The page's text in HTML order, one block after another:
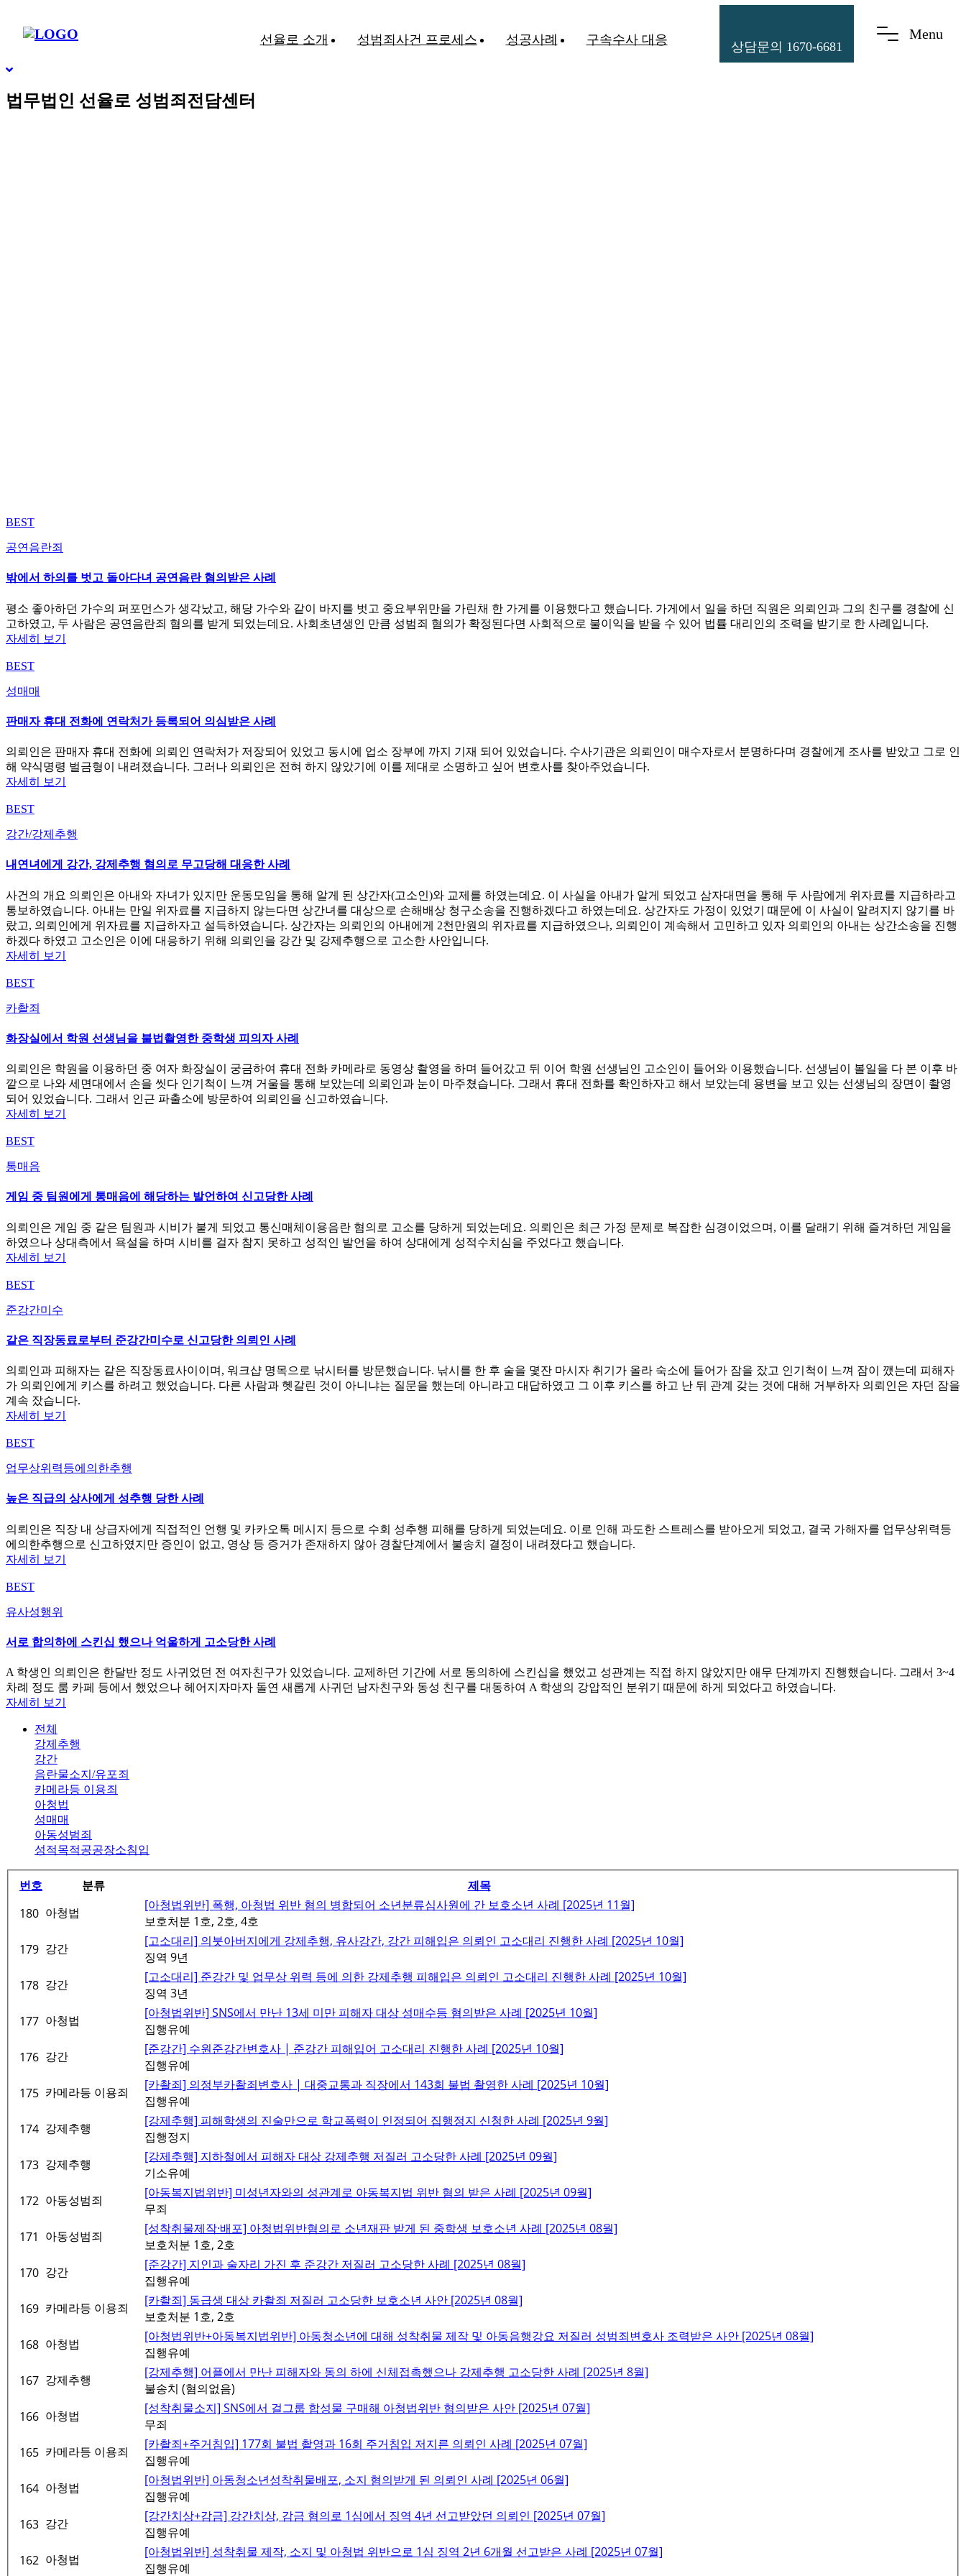
빠른상담 1670-6681
건
뛰
선율로 소개 성범죄사건 프로세스 성공사례 구속수사 대응 상담문의 1670-6681
Menu
SCROLL DOWN
법무법인 선율로 성범죄전담센터
BEST
공연음란죄
밖에서 하의를 벗고 돌아다녀 공연음란 혐의받은 사례
평소 좋아하던 가수의 퍼포먼스가 생각났고, 해당 가수와 같이 바지를 벗고 중요부위만을 가린채 한 가게를 이용했다고 했습니다. 가게에서 일을 하던 직원은 의뢰인과 그의 친구를 경찰에 신
고하였고, 두 사람은 공연음란죄 혐의를 받게 되었는데요. 사회초년생인 만큼 성범죄 혐의가 확정된다면 사회적으로 불이익을 받을 수 있어 법률 대리인의 조력을 받기로 한 사례입니다.
자세히 보기
BEST
성매매
판매자 휴대 전화에 연락처가 등록되어 의심받은 사례
의뢰인은 판매자 휴대 전화에 의뢰인 연락처가 저장되어 있었고 동시에 업소 장부에 까지 기재 되어 있었습니다. 수사기관은 의뢰인이 매수자로서 분명하다며 경찰에게 조사를 받았고 그로 인
해 약식명령 벌금형이 내려졌습니다. 그러나 의뢰인은 전혀 하지 않았기에 이를 제대로 소명하고 싶어 변호사를 찾아주었습니다.
자세히 보기
BEST
강간/강제추행
내연녀에게 강간, 강제추행 혐의로 무고당해 대응한 사례
사건의 개요 의뢰인은 아내와 자녀가 있지만 운동모임을 통해 알게 된 상간자(고소인)와 교제를 하였는데요. 이 사실을 아내가 알게 되었고 삼자대면을 통해 두 사람에게 위자료를 지급하라고
통보하였습니다. 아내는 만일 위자료를 지급하지 않는다면 상간녀를 대상으로 손해배상 청구소송을 진행하겠다고 하였는데요. 상간자도 가정이 있었기 때문에 이 사실이 알려지지 않기를 바
랐고, 의뢰인에게 위자료를 지급하자고 설득하였습니다. 상간자는 의뢰인의 아내에게 2천만원의 위자료를 지급하였으나, 의뢰인이 계속해서 고민하고 있자 의뢰인의 아내는 상간소송을 진행
하겠다 하였고 고소인은 이에 대응하기 위해 의뢰인을 강간 및 강제추행으로 고소한 사안입니다.
자세히 보기
BEST
카촬죄
화장실에서 학원 선생님을 불법촬영한 중학생 피의자 사례
의뢰인은 학원을 이용하던 중 여자 화장실이 궁금하여 휴대 전화 카메라로 동영상 촬영을 하며 들어갔고 뒤 이어 학원 선생님인 고소인이 들어와 이용했습니다. 선생님이 볼일을 다 본 이후 바
깥으로 나와 세면대에서 손을 씻다 인기척이 느껴 거울을 통해 보았는데 의뢰인과 눈이 마주쳤습니다. 그래서 휴대 전화를 확인하자고 해서 보았는데 용변을 보고 있는 선생님의 장면이 촬영
되어 있었습니다. 그래서 인근 파출소에 방문하여 의뢰인을 신고하였습니다.
자세히 보기
BEST
통매음
게임 중 팀원에게 통매음에 해당하는 발언하여 신고당한 사례
의뢰인은 게임 중 같은 팀원과 시비가 붙게 되었고 통신매체이용음란 혐의로 고소를 당하게 되었는데요. 의뢰인은 최근 가정 문제로 복잡한 심경이었으며, 이를 달래기 위해 즐겨하던 게임을
하였으나 상대측에서 욕설을 하며 시비를 걸자 참지 못하고 성적인 발언을 하여 상대에게 성적수치심을 주었다고 했습니다.
자세히 보기
BEST
준강간미수
같은 직장동료로부터 준강간미수로 신고당한 의뢰인 사례
의뢰인과 피해자는 같은 직장동료사이이며, 워크샵 명목으로 낚시터를 방문했습니다. 낚시를 한 후 술을 몇잔 마시자 취기가 올라 숙소에 들어가 잠을 잤고 인기척이 느껴 잠이 깼는데 피해자
가 의뢰인에게 키스를 하려고 했었습니다. 다른 사람과 헷갈린 것이 아니냐는 질문을 했는데 아니라고 대답하였고 그 이후 키스를 하고 난 뒤 관계 갖는 것에 대해 거부하자 의뢰인은 자던 잠을
계속 잤습니다.
자세히 보기
BEST
업무상위력등에의한추행
높은 직급의 상사에게 성추행 당한 사례
의뢰인은 직장 내 상급자에게 직접적인 언행 및 카카오톡 메시지 등으로 수회 성추행 피해를 당하게 되었는데요. 이로 인해 과도한 스트레스를 받아오게 되었고, 결국 가해자를 업무상위력등
에의한추행으로 신고하였지만 증인이 없고, 영상 등 증거가 존재하지 않아 경찰단계에서 불송치 결정이 내려졌다고 했습니다.
자세히 보기
BEST
유사성행위
서로 합의하에 스킨십 했으나 억울하게 고소당한 사례
A 학생인 의뢰인은 한달반 정도 사귀었던 전 여자친구가 있었습니다. 교제하던 기간에 서로 동의하에 스킨십을 했었고 성관계는 직접 하지 않았지만 애무 단계까지 진행했습니다. 그래서 3~4
차례 정도 룸 카페 등에서 했었으나 헤어지자마자 돌연 새롭게 사귀던 남자친구와 동성 친구를 대동하여 A 학생의 강압적인 분위기 때문에 하게 되었다고 하였습니다.
자세히 보기
전체
강제추행
강간
음란물소지/유포죄
카메라등 이용죄
아청법
성매매
아동성범죄
성적목적공공장소침입
번호 분류
제목
180 아청법
[아청법위반] 폭행, 아청법 위반 혐의 병합되어 소년분류심사원에 간 보호소년 사례 [2025년 11월]
보호처분 1호, 2호, 4호
179 강간
[고소대리] 의붓아버지에게 강제추행, 유사강간, 강간 피해입은 의뢰인 고소대리 진행한 사례 [2025년 10월]
징역 9년
178 강간
[고소대리] 준강간 및 업무상 위력 등에 의한 강제추행 피해입은 의뢰인 고소대리 진행한 사례 [2025년 10월]
징역 3년
177 아청법
[아청법위반] SNS에서 만난 13세 미만 피해자 대상 성매수등 혐의받은 사례 [2025년 10월]
집행유예
176 강간
[준강간] 수원준강간변호사 | 준강간 피해입어 고소대리 진행한 사례 [2025년 10월]
집행유예
175 카메라등 이용죄
[카촬죄] 의정부카촬죄변호사 | 대중교통과 직장에서 143회 불법 촬영한 사례 [2025년 10월]
집행유예
174 강제추행
[강제추행] 피해학생의 진술만으로 학교폭력이 인정되어 집행정지 신청한 사례 [2025년 9월]
집행정지
173 강제추행
[강제추행] 지하철에서 피해자 대상 강제추행 저질러 고소당한 사례 [2025년 09월]
기소유예
172 아동성범죄
[아동복지법위반] 미성년자와의 성관계로 아동복지법 위반 혐의 받은 사례 [2025년 09월]
무죄
171 아동성범죄
[성착취물제작·배포] 아청법위반혐의로 소년재판 받게 된 중학생 보호소년 사례 [2025년 08월]
보호처분 1호, 2호
170 강간
[준강간] 지인과 술자리 가진 후 준강간 저질러 고소당한 사례 [2025년 08월]
집행유예
169 카메라등 이용죄
[카촬죄] 동급생 대상 카촬죄 저질러 고소당한 보호소년 사안 [2025년 08월]
보호처분 1호, 2호
168 아청법
[아청법위반+아동복지법위반] 아동청소년에 대해 성착취물 제작 및 아동음행강요 저질러 성범죄변호사 조력받은 사안 [2025년 08월]
집행유예
167 강제추행
[강제추행] 어플에서 만난 피해자와 동의 하에 신체접촉했으나 강제추행 고소당한 사례 [2025년 8월]
불송치 (혐의없음)
166 아청법
[성착취물소지] SNS에서 걸그룹 합성물 구매해 아청법위반 혐의받은 사안 [2025년 07월]
무죄
165 카메라등 이용죄
[카촬죄+주거침입] 177회 불법 촬영과 16회 주거침입 저지른 의뢰인 사례 [2025년 07월]
집행유예
164 아청법
[아청법위반] 아동청소년성착취물배포, 소지 혐의받게 된 의뢰인 사례 [2025년 06월]
집행유예
163 강간
[강간치상+감금] 강간치상, 감금 혐의로 1심에서 징역 4년 선고받았던 의뢰인 [2025년 07월]
집행유예
162 아청법
[아청법위반] 성착취물 제작, 소지 및 아청법 위반으로 1심 징역 2년 6개월 선고받은 사례 [2025년 07월]
집행유예